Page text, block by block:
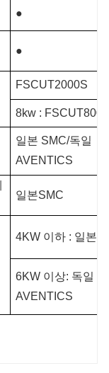
●
●
FSCUT2000S
8kw : FSCUT8000
일본 SMC/독일
AVENTICS
일본SMC
4KW 이하 : 일본
6KW 이상: 독일
AVENTICS